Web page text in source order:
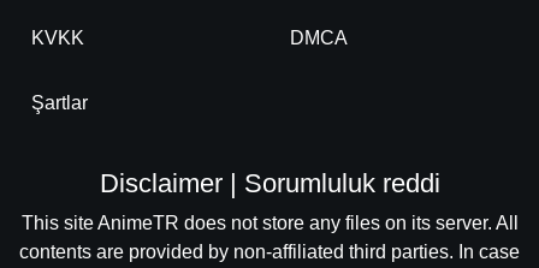
KVKK DMCA
Şartlar
Disclaimer | Sorumluluk reddi
This site AnimeTR does not store any files on its server. All
contents are provided by non-affiliated third parties. In case